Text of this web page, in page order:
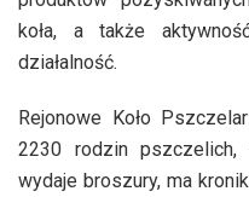
koła, a także
działalność.
Rejonowe Koło
2230 rodzin pszczelich,
wydaje broszury, ma